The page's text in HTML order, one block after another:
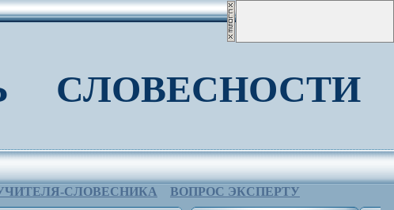
СЛОВЕСНОСТИ
СЛОВЕСНИКА ВОПРОС ЭКСПЕРТУ